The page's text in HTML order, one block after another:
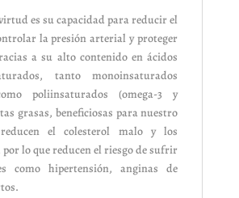
es su capacidad para reducir el
la presión arterial y proteger
a su alto contenido en ácidos
tanto monoinsaturados
poliinsaturados (omega-3 y
grasas, beneficiosas para nuestro
el colesterol malo y los
lo que reducen el riesgo de sufrir
como hipertensión, anginas de